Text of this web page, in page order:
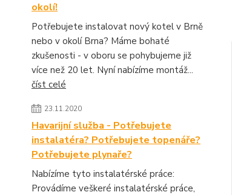
okolí!
Potřebujete instalovat nový kotel v Brně
nebo v okolí Brna? Máme bohaté
zkušenosti - v oboru se pohybujeme již
více než 20 let. Nyní nabízíme montáž...
číst celé
23.11.2020
Havarijní služba - Potřebujete
instalatéra? Potřebujete topenáře?
Potřebujete plynaře?
Nabízíme tyto instalatérské práce:
Provádíme veškeré instalatérské práce,